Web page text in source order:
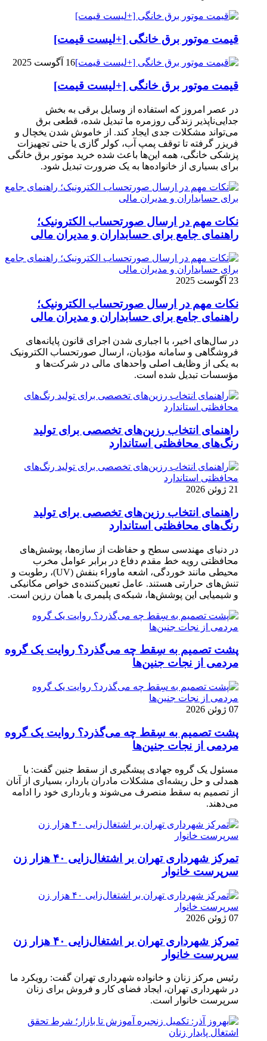
قیمت موتور برق خانگی [+لیست قیمت]
16 آگوست 2025
قیمت موتور برق خانگی [+لیست قیمت]
در عصر امروز که استفاده از وسایل برقی به بخش
جدایی‌ناپذیر زندگی روزمره ما تبدیل شده، قطعی برق
می‌تواند مشکلات جدی ایجاد کند. از خاموش شدن یخچال و
فریزر گرفته تا توقف پمپ آب، کولر گازی یا حتی تجهیزات
پزشکی خانگی، همه این‌ها باعث شده خرید موتور برق خانگی
برای بسیاری از خانواده‌ها به یک ضرورت تبدیل شود.
نکات مهم در ارسال صورتحساب الکترونیک؛
راهنمای جامع برای حسابداران و مدیران مالی
23 آگوست 2025
نکات مهم در ارسال صورتحساب الکترونیک؛
راهنمای جامع برای حسابداران و مدیران مالی
در سال‌های اخیر، با اجباری شدن اجرای قانون پایانه‌های
فروشگاهی و سامانه مؤدیان، ارسال صورتحساب الکترونیک
به یکی از وظایف اصلی واحدهای مالی در شرکت‌ها و
مؤسسات تبدیل شده است.
راهنمای انتخاب رزین‌های تخصصی برای تولید
رنگ‌های محافظتی استاندارد
21 ژوئن 2026
راهنمای انتخاب رزین‌های تخصصی برای تولید
رنگ‌های محافظتی استاندارد
در دنیای مهندسی سطح و حفاظت از سازه‌ها، پوشش‌های
محافظتی رویه خط مقدم دفاع در برابر عوامل مخرب
محیطی مانند خوردگی، اشعه ماوراء بنفش (UV)، رطوبت و
تنش‌های حرارتی هستند. عامل تعیین‌کننده‌ی خواص مکانیکی
و شیمیایی این پوشش‌ها، شبکه‌ی پلیمری یا همان رزین است.
پشت تصمیم به سِقط چه می‌گذرد؟ روایت یک گروه
مردمی از نجات جنین‌ها
07 ژوئن 2026
پشت تصمیم به سِقط چه می‌گذرد؟ روایت یک گروه
مردمی از نجات جنین‌ها
مسئول یک گروه جهادی پیشگیری از سقط جنین گفت: با
همدلی و حل ریشه‌ای مشکلات مادران باردار، بسیاری از آنان
از تصمیم به سقط منصرف می‌شوند و بارداری خود را ادامه
می‌دهند.
تمرکز شهرداری تهران بر اشتغال‌زایی ۴۰ هزار زن
سرپرست خانوار
07 ژوئن 2026
تمرکز شهرداری تهران بر اشتغال‌زایی ۴۰ هزار زن
سرپرست خانوار
رئیس مرکز زنان و خانواده شهرداری تهران گفت: رویکرد ما
در شهرداری تهران، ایجاد فضای کار و فروش برای زنان
سرپرست خانوار است.